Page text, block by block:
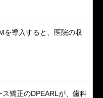
を導入すると、医院の収
矯正のDPEARLが、歯科